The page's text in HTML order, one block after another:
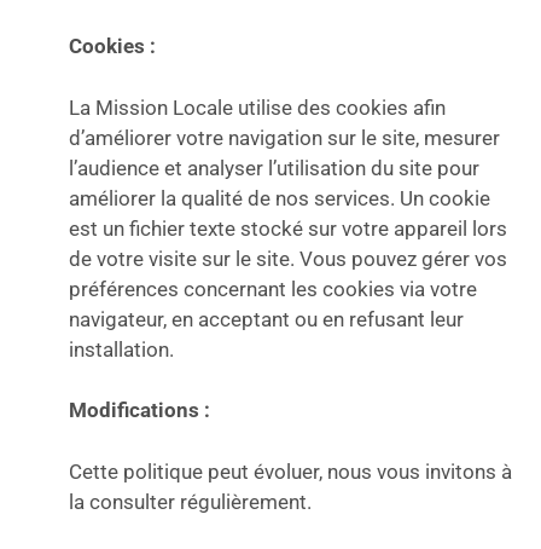
Cookies :
La Mission Locale utilise des cookies afin
d’améliorer votre navigation sur le site, mesurer
l’audience et analyser l’utilisation du site pour
améliorer la qualité de nos services. Un cookie
est un fichier texte stocké sur votre appareil lors
de votre visite sur le site. Vous pouvez gérer vos
préférences concernant les cookies via votre
navigateur, en acceptant ou en refusant leur
installation.
Modifications :
Cette politique peut évoluer, nous vous invitons à
la consulter régulièrement.